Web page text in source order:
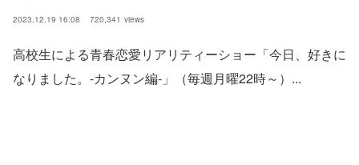
2023.12.19 16:08 720,341 views
高校生による青春恋愛リアリティーショー「今日、好きに
なりました。-カンヌン編-」（毎週月曜22時～）...